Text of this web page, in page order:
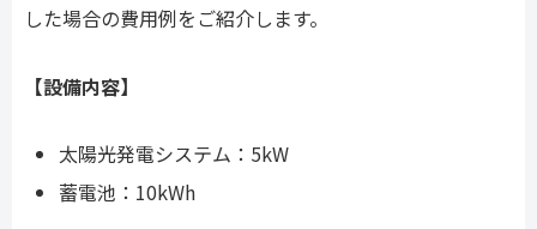
した場合の費用例をご紹介します。
【設備内容】
太陽光発電システム：5kW
蓄電池：10kWh